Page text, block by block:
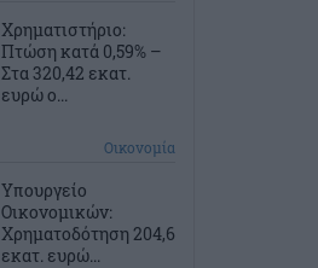
Χρηματιστήριο:
Πτώση κατά 0,59% –
Στα 320,42 εκατ.
ευρώ ο...
Οικονομία
Υπουργείο
Οικονομικών:
Χρηματοδότηση 204,6
εκατ. ευρώ...